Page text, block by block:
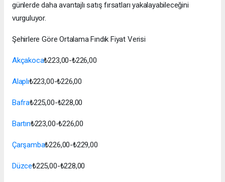
günlerde daha avantajlı satış fırsatları yakalayabileceğini
vurguluyor.
Şehirlere Göre Ortalama Fındık Fiyat Verisi
Akçakoca₺223,00-₺226,00
Alaplı₺223,00-₺226,00
Bafra₺225,00-₺228,00
Bartın₺223,00-₺226,00
Çarşamba₺226,00-₺229,00
Düzce₺225,00-₺228,00